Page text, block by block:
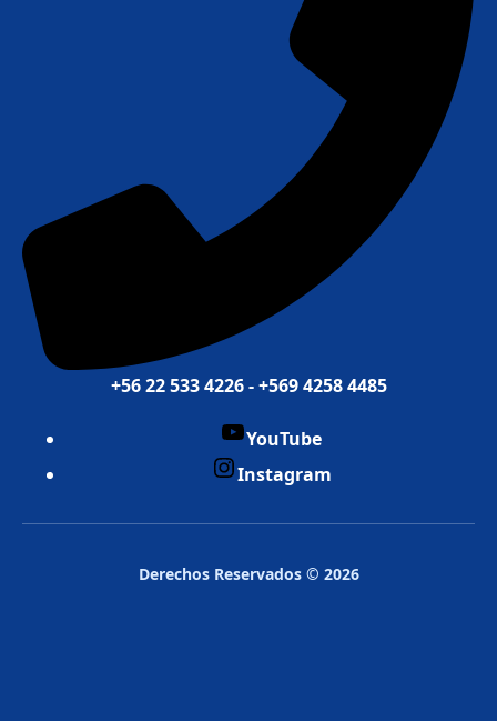
+56 22 533 4226 - +569 4258 4485
YouTube
Instagram
Derechos Reservados © 2026